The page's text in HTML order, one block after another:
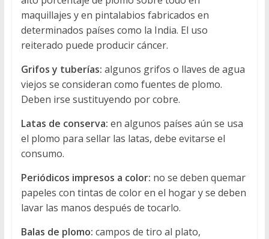
maquillajes y en pintalabios fabricados en
determinados países como la India. El uso
reiterado puede producir cáncer.
Grifos y tuberías: algunos grifos o llaves de agua
viejos se consideran como fuentes de plomo.
Deben irse sustituyendo por cobre.
Latas de conserva: en algunos países aún se usa
el plomo para sellar las latas, debe evitarse el
consumo.
Periódicos impresos a color: no se deben quemar
papeles con tintas de color en el hogar y se deben
lavar las manos después de tocarlo.
Balas de plomo: campos de tiro al plato,